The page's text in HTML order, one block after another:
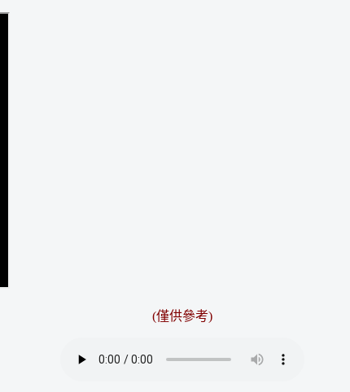
(僅供參考)